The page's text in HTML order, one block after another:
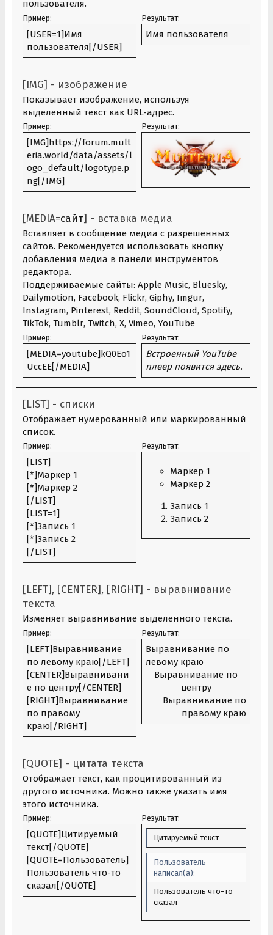
пользователя.
Пример:
[USER=1]Имя
пользователя[/USER]
Результат:
Имя пользователя
[IMG] - изображение
Показывает изображение, используя
выделенный текст как URL-адрес.
Пример:
[IMG]https://forum.mult
eria.world/data/assets/l
ogo_default/logotype.p
ng[/IMG]
Результат:
[MEDIA=сайт] - вставка медиа
Вставляет в сообщение медиа с разрешенных
сайтов. Рекомендуется использовать кнопку
добавления медиа в панели инструментов
редактора.
Поддерживаемые сайты: Apple Music, Bluesky,
Dailymotion, Facebook, Flickr, Giphy, Imgur,
Instagram, Pinterest, Reddit, SoundCloud, Spotify,
TikTok, Tumblr, Twitch, X, Vimeo, YouTube
Пример:
[MEDIA=youtube]kQ0Eo1
UccEE[/MEDIA]
Результат:
Встроенный YouTube
плеер появится здесь.
[LIST] - списки
Отображает нумерованный или маркированный
список.
Пример:
[LIST]
[*]Маркер 1
[*]Маркер 2
[/LIST]
[LIST=1]
[*]Запись 1
[*]Запись 2
[/LIST]
Результат:
Маркер 1
Маркер 2
Запись 1
Запись 2
[LEFT], [CENTER], [RIGHT] - выравнивание
текста
Изменяет выравнивание выделенного текста.
Пример:
[LEFT]Выравнивание
по левому краю[/LEFT]
[CENTER]Выравнивани
е по центру[/CENTER]
[RIGHT]Выравнивание
по правому
краю[/RIGHT]
Результат:
Выравнивание по
левому краю​
Выравнивание по
центру​
Выравнивание по
правому краю​
[QUOTE] - цитата текста
Отображает текст, как процитированный из
другого источника. Можно также указать имя
этого источника.
Пример:
[QUOTE]Цитируемый
текст[/QUOTE]
[QUOTE=Пользователь]
Пользователь что-то
сказал[/QUOTE]
Результат:
Цитируемый текст
Пользователь
написал(а):
Пользователь что-то
сказал